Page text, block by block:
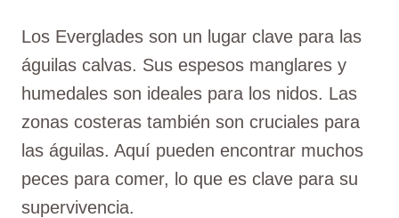
Los Everglades son un lugar clave para las
águilas calvas. Sus espesos manglares y
humedales son ideales para los nidos. Las
zonas costeras también son cruciales para
las águilas. Aquí pueden encontrar muchos
peces para comer, lo que es clave para su
supervivencia.